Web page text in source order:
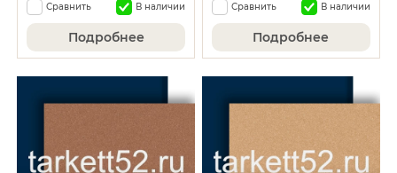
Сравнить В наличии
Подробнее
Сравнить В наличии
Подробнее